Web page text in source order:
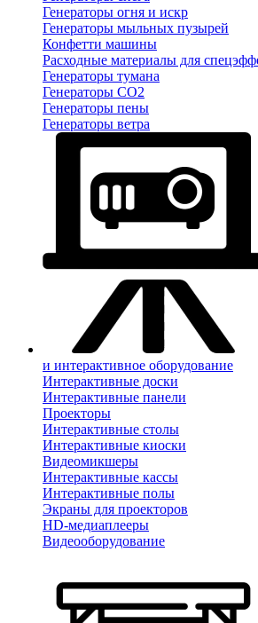
Генераторы огня и искр
Генераторы мыльных пузырей
Конфетти машины
Расходные материалы для
Генераторы тумана
Генераторы CO2
Генераторы пены
Генераторы ветра
и интерактивное оборудование
Интерактивные доски
Интерактивные панели
Проекторы
Интерактивные столы
Интерактивные киоски
Видеомикшеры
Интерактивные кассы
Интерактивные полы
Экраны для проекторов
HD-медиаплееры
Видеооборудование